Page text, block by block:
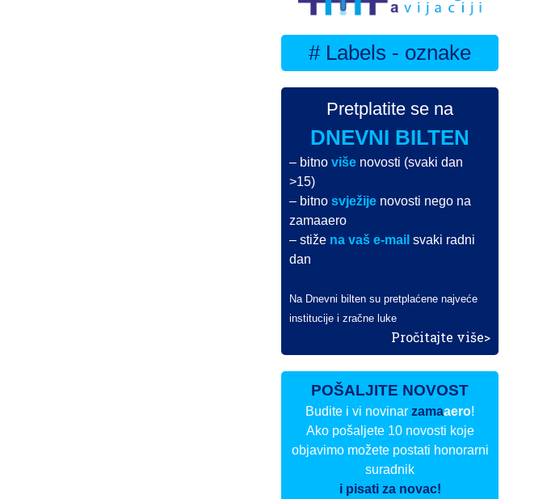
# Labels - oznake
Pretplatite se na
DNEVNI BILTEN
– bitnoviše novosti (svaki dan
>15)
– bitnosvježije novosti nego na
zamaaero
– stiže na vaš e-mail svaki radni
dan
Na Dnevni bilten su pretplaćene najveće
institucije i zračne luke
Pročitajte više>
POŠALJITE NOVOST
Budite i vi novinarzamaaero!
Ako pošaljete 10 novosti koje
objavimo možete postati honorarni
suradnik
i pisati za novac!